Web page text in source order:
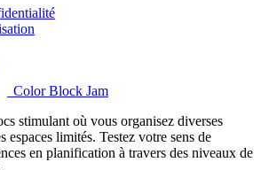
Color Block Jam
stimulant où vous organisez diverses
espaces limités. Testez votre sens de
en planification à travers des niveaux de